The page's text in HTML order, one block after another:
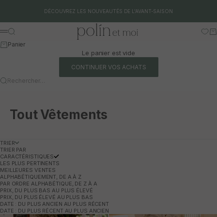
DÉCOUVREZ LES NOUVEAUTÉS DE L'AVANT-SAISON
Polín et moi
Menu
Rechercher
Panier
Le panier est vide
CONTINUER VOS ACHATS
Rechercher…
Tout Vêtements
TRIER
TRIER PAR
CARACTÉRISTIQUES
LES PLUS PERTINENTS
MEILLEURES VENTES
ALPHABÉTIQUEMENT, DE A À Z
PAR ORDRE ALPHABÉTIQUE, DE Z À A
PRIX, DU PLUS BAS AU PLUS ÉLEVÉ
PRIX, DU PLUS ÉLEVÉ AU PLUS BAS
DATE : DU PLUS ANCIEN AU PLUS RÉCENT
DATE : DU PLUS RÉCENT AU PLUS ANCIEN